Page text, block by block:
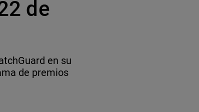
de
en su
de premios